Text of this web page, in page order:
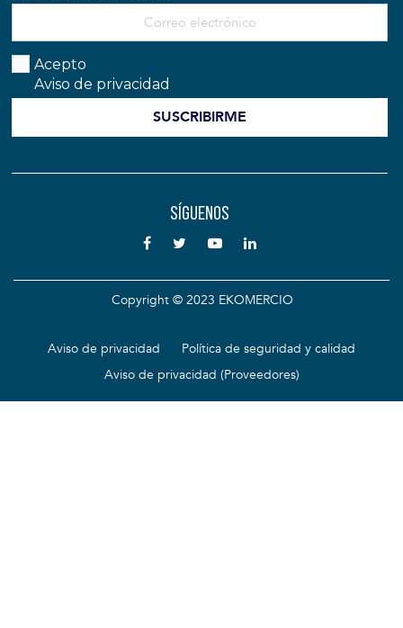
Acepto
Aviso de privacidad
SÍGUENOS
Copyright © 2023 EKOMERCIO
Aviso de privacidad
Política de seguridad y calidad
Aviso de privacidad (Proveedores)